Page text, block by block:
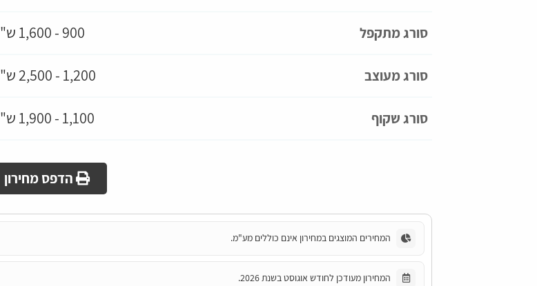
סורג מתקפל 900 - 1,600 ש"ח
סורג מעוצב 1,200 - 2,500 ש"ח
סורג שקוף 1,100 - 1,900 ש"ח
הדפס מחירון
המחירים המוצגים במחירון אינם כוללים מע"מ.
המחירון מעודכן לחודש אוגוסט בשנת 2026.